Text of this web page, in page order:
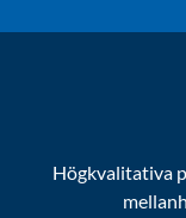
Högkvalitativa